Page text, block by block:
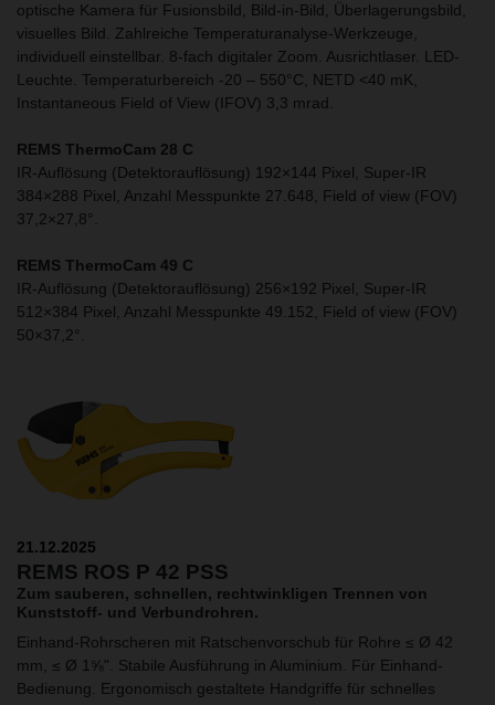
optische Kamera für Fusionsbild, Bild-in-Bild, Überlagerungsbild,
visuelles Bild. Zahlreiche Temperaturanalyse-Werkzeuge,
individuell einstellbar. 8-fach digitaler Zoom. Ausrichtlaser. LED-
Leuchte. Temperaturbereich -20 – 550°C, NETD <40 mK,
Instantaneous Field of View (IFOV) 3,3 mrad.
REMS ThermoCam 28 C
IR-Auflösung (Detektorauflösung) 192×144 Pixel, Super-IR
384×288 Pixel, Anzahl Messpunkte 27.648, Field of view (FOV)
37,2×27,8°.
REMS ThermoCam 49 C
IR-Auflösung (Detektorauflösung) 256×192 Pixel, Super-IR
512×384 Pixel, Anzahl Messpunkte 49.152, Field of view (FOV)
50×37,2°.
21.12.2025
REMS ROS P 42 PSS
Zum sauberen, schnellen, rechtwinkligen Trennen von
Kunststoff- und Verbundrohren.
Einhand-Rohrscheren mit Ratschenvorschub für Rohre ≤ Ø 42
mm, ≤ Ø 1⅝". Stabile Ausführung in Aluminium. Für Einhand-
Bedienung. Ergonomisch gestaltete Handgriffe für schnelles